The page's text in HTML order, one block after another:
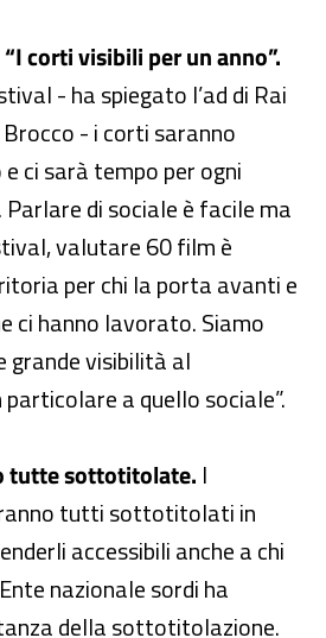
corti visibili per un anno”.
- ha spiegato l’ad di Rai
- i corti saranno
ci sarà tempo per ogni
di sociale è facile ma
valutare 60 film è
per chi la porta avanti e
ci hanno lavorato. Siamo
grande visibilità al
a quello sociale”.
tutte sottotitolate. I
tutti sottotitolati in
accessibili anche a chi
nazionale sordi ha
della sottotitolazione.